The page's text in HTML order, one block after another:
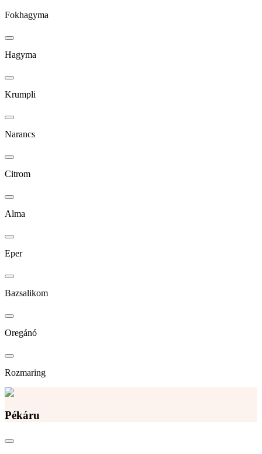
Fokhagyma
Hagyma
Krumpli
Narancs
Citrom
Alma
Eper
Bazsalikom
Oregánó
Rozmaring
Pékáru